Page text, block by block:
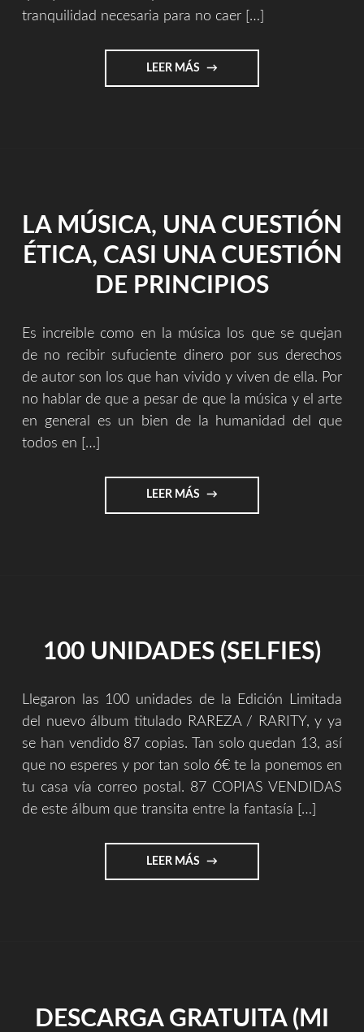
tranquilidad necesaria para no caer […]
LEER MÁS "RAREZA
/
LA MÚSICA, UNA CUESTIÓN
ÉTICA, CASI UNA CUESTIÓN
DE PRINCIPIOS
Es increible como en la música los que se quejan
de no recibir sufuciente dinero por sus derechos
de autor son los que han vivido y viven de ella. Por
no hablar de que a pesar de que la música y el arte
en general es un bien de la humanidad del que
todos en […]
LEER MÁS "LA
MÚSICA,
PRINCIPIOS"
100 UNIDADES (SELFIES)
Llegaron las 100 unidades de la Edición Limitada
del nuevo álbum titulado RAREZA / RARITY, y ya
se han vendido 87 copias. Tan solo quedan 13, así
que no esperes y por tan solo 6€ te la ponemos en
tu casa vía correo postal. 87 COPIAS VENDIDAS
de este álbum que transita entre la fantasía […]
LEER MÁS "100
UNIDADES
DESCARGA GRATUITA (MI